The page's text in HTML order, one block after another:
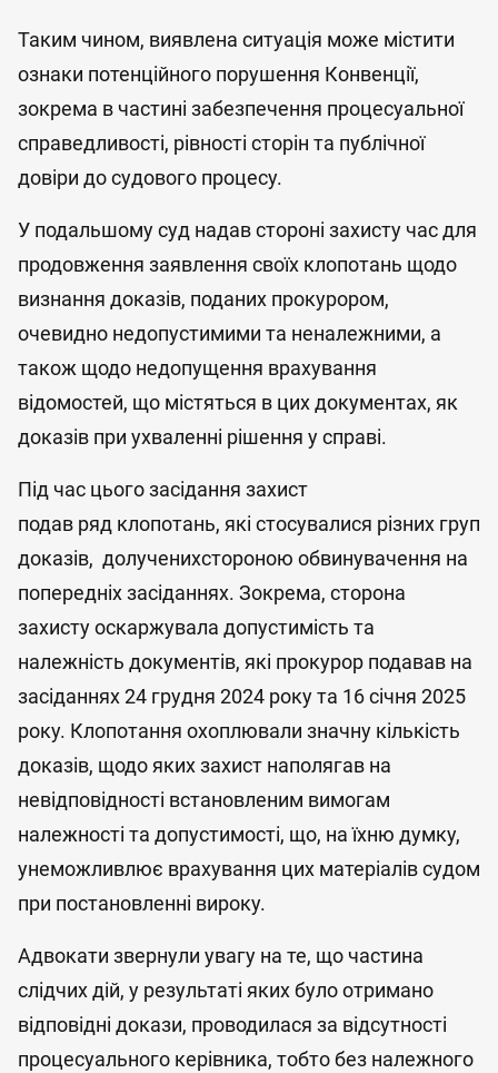
Таким чином, виявлена ситуація може містити
ознаки потенційного порушення Конвенції,
зокрема в частині забезпечення процесуальної
справедливості, рівності сторін та публічної
довіри до судового процесу.
У подальшому суд надав стороні захисту час для
продовження заявлення своїх клопотань щодо
визнання доказів, поданих прокурором,
очевидно недопустимими та неналежними, а
також щодо недопущення врахування
відомостей, що містяться в цих документах, як
доказів при ухваленні рішення у справі.
Під час цього засідання захист
подав ряд клопотань, які стосувалися різних груп
доказів, долученихстороною обвинувачення на
попередніх засіданнях. Зокрема, сторона
захисту оскаржувала допустимість та
належність документів, які прокурор подавав на
засіданнях 24 грудня 2024 року та 16 січня 2025
року. Клопотання охоплювали значну кількість
доказів, щодо яких захист наполягав на
невідповідності встановленим вимогам
належності та допустимості, що, на їхню думку,
унеможливлює врахування цих матеріалів судом
при постановленні вироку.
Адвокати звернули увагу на те, що частина
слідчих дій, у результаті яких було отримано
відповідні докази, проводилася за відсутності
процесуального керівника, тобто без належного